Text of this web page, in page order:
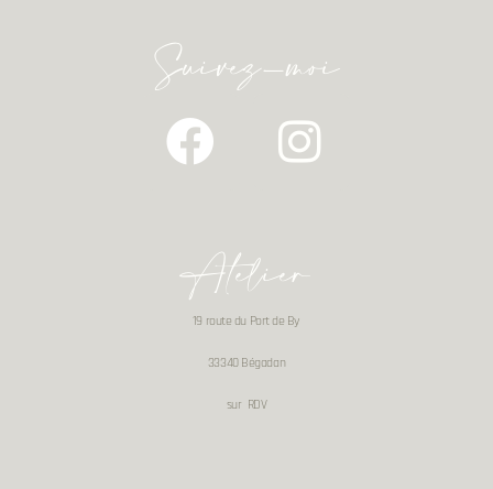
Suivez-moi
Atelier
19 route du Port de By
33340 Bégadan
sur RDV